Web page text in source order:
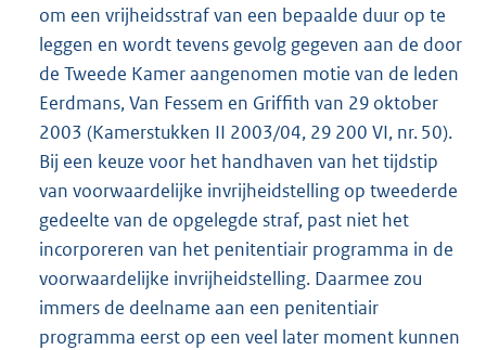
om een vrijheidsstraf van een bepaalde duur op te
leggen en wordt tevens gevolg gegeven aan de door
de Tweede Kamer aangenomen motie van de leden
Eerdmans, Van Fessem en Griffith van 29 oktober
2003 (Kamerstukken II 2003/04, 29 200 VI, nr. 50).
Bij een keuze voor het handhaven van het tijdstip
van voorwaardelijke invrijheidstelling op tweederde
gedeelte van de opgelegde straf, past niet het
incorporeren van het penitentiair programma in de
voorwaardelijke invrijheidstelling. Daarmee zou
immers de deelname aan een penitentiair
programma eerst op een veel later moment kunnen